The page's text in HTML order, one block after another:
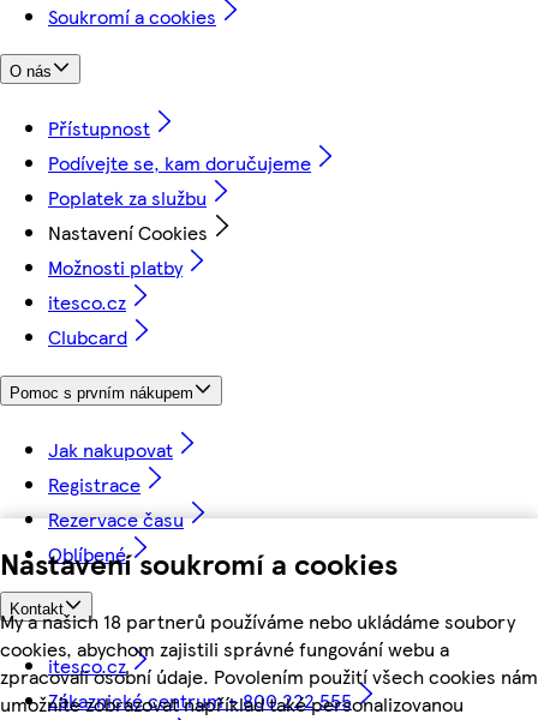
Nastavení soukromí a cookies
My a našich 18 partnerů používáme nebo ukládáme soubory
cookies, abychom zajistili správné fungování webu a
zpracovali osobní údaje. Povolením použití všech cookies nám
umožníte zobrazovat například také personalizovanou
Soukromí a cookies
O nás
Přístupnost
Podívejte se, kam doručujeme
Poplatek za službu
Nastavení Cookies
Možnosti platby
itesco.cz
Clubcard
Pomoc s prvním nákupem
Jak nakupovat
Registrace
Rezervace času
Oblíbené
Kontakt
itesco.cz
Zákaznické centrum - 800 222 555